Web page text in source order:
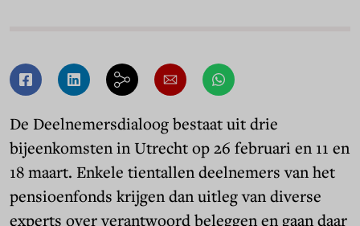
De Deelnemersdialoog bestaat uit drie
bijeenkomsten in Utrecht op 26 februari en 11 en
18 maart. Enkele tientallen deelnemers van het
pensioenfonds krijgen dan uitleg van diverse
experts over verantwoord beleggen en gaan daar